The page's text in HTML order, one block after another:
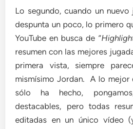
Lo segundo, cuando un
despunta un poco, lo primero
YouTube en busca de “
resumen con las mejores
primera vista, siempre
mismísimo Jordan. A lo mejor
sólo ha hecho,
destacables, pero todas
editadas en un único vídeo